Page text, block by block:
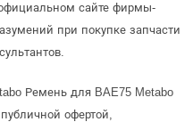
сайте фирмы-
при покупке запчасти
Ремень для BAE75 Metabo
офертой,